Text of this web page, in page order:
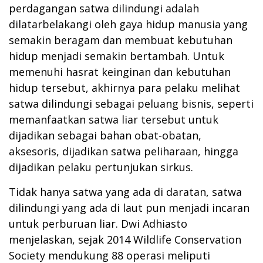
perdagangan satwa dilindungi adalah
dilatarbelakangi oleh gaya hidup manusia yang
semakin beragam dan membuat kebutuhan
hidup menjadi semakin bertambah. Untuk
memenuhi hasrat keinginan dan kebutuhan
hidup tersebut, akhirnya para pelaku melihat
satwa dilindungi sebagai peluang bisnis, seperti
memanfaatkan satwa liar tersebut untuk
dijadikan sebagai bahan obat-obatan,
aksesoris, dijadikan satwa peliharaan, hingga
dijadikan pelaku pertunjukan sirkus.
Tidak hanya satwa yang ada di daratan, satwa
dilindungi yang ada di laut pun menjadi incaran
untuk perburuan liar. Dwi Adhiasto
menjelaskan, sejak 2014 Wildlife Conservation
Society mendukung 88 operasi meliputi